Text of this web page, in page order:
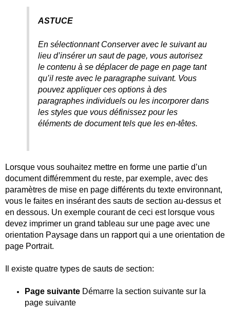
ASTUCE
En sélectionnant Conserver avec le suivant au
lieu d’insérer un saut de page, vous autorisez
le contenu à se déplacer de page en page tant
qu’il reste avec le paragraphe suivant. Vous
pouvez appliquer ces options à des
paragraphes individuels ou les incorporer dans
les styles que vous définissez pour les
éléments de document tels que les en-têtes.
Lorsque vous souhaitez mettre en forme une partie d’un
document différemment du reste, par exemple, avec des
paramètres de mise en page différents du texte environnant,
vous le faites en insérant des sauts de section au-dessus et
en dessous. Un exemple courant de ceci est lorsque vous
devez imprimer un grand tableau sur une page avec une
orientation Paysage dans un rapport qui a une orientation de
page Portrait.
Il existe quatre types de sauts de section:
Page suivante Démarre la section suivante sur la
page suivante